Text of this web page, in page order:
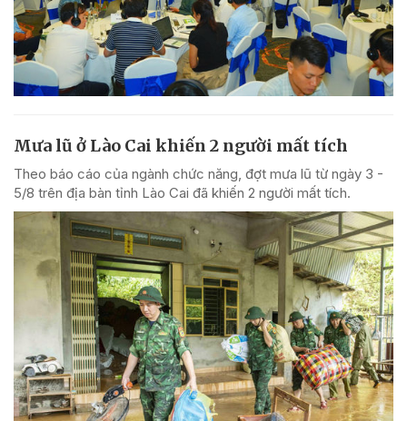
Mưa lũ ở Lào Cai khiến 2 người mất tích
Theo báo cáo của ngành chức năng, đợt mưa lũ từ ngày 3 -
5/8 trên địa bàn tỉnh Lào Cai đã khiến 2 người mất tích.